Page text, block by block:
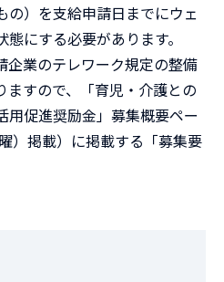
の）を支給申請日までにウェ
にする必要があります。
企業のテレワーク規定の整備
すので、「育児・介護との
用促進奨励金」募集概要ペー
）掲載）に掲載する「募集要